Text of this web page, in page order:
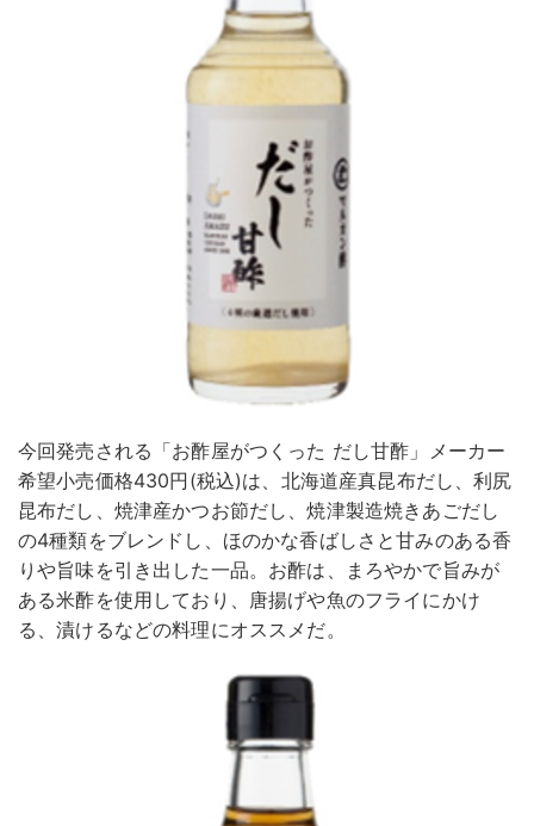
今回発売される「お酢屋がつくった だし甘酢」メーカー
希望小売価格430円(税込)は、北海道産真昆布だし、利尻
昆布だし、焼津産かつお節だし、焼津製造焼きあごだし
の4種類をブレンドし、ほのかな香ばしさと甘みのある香
りや旨味を引き出した一品。お酢は、まろやかで旨みが
ある米酢を使用しており、唐揚げや魚のフライにかけ
る、漬けるなどの料理にオススメだ。